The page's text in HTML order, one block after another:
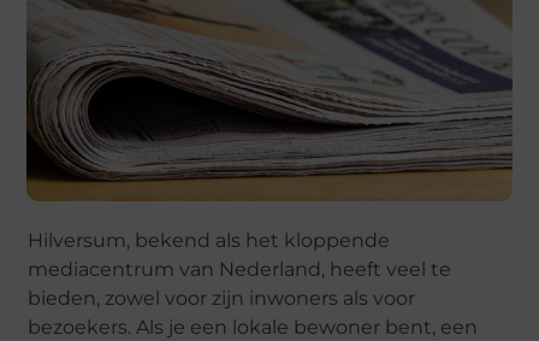
Hilversum, bekend als het kloppende
mediacentrum van Nederland, heeft veel te
bieden, zowel voor zijn inwoners als voor
bezoekers. Als je een lokale bewoner bent, een